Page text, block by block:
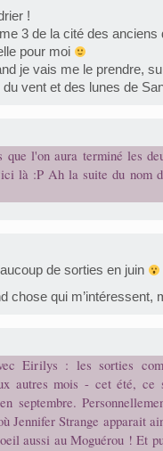
!
3 de la cité des anciens
pour moi
je vais me le prendre,
vent et des lunes de
l'on aura terminé les
là :P Ah la suite du nom
de sorties en juin
chose qui m’intéressent,
Eirilys : les sorties
autres mois - cet été, ce
septembre.
Jennifer Strange apparait
aussi au Moguérou ! Et